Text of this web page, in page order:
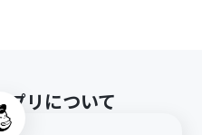
プリについて